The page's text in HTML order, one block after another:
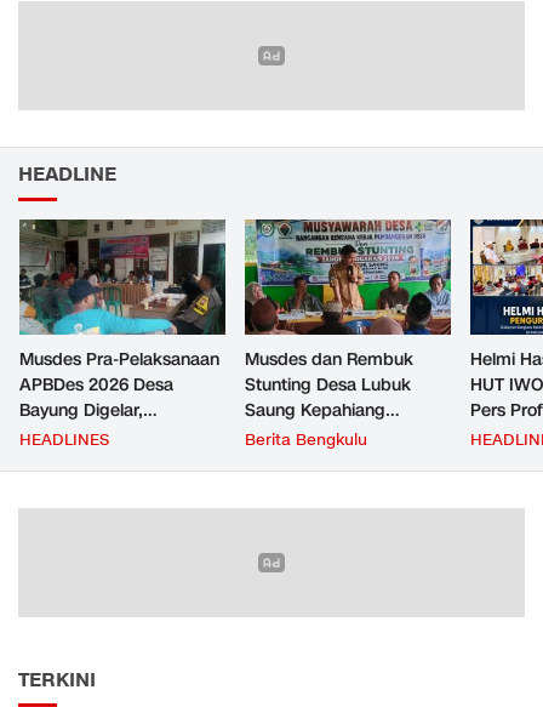
HEADLINE
Musdes Pra-Pelaksanaan
APBDes 2026 Desa
Bayung Digelar,
Pemerintah Desa
HEADLINES
Musdes dan Rembuk
Stunting Desa Lubuk
Saung Kepahiang
Tetapkan Prioritas RKP
Penurunan Stunting
Berita Bengkulu
Helmi
HUT
Pers
TERKINI